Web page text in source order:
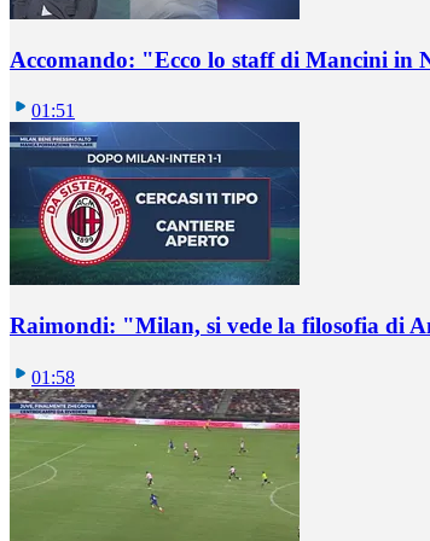
Accomando: "Ecco lo staff di Mancini in
01:51
Raimondi: "Milan, si vede la filosofia di
01:58